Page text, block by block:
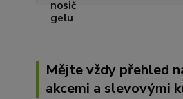
Mějte vždy přehled
akcemi a slevovými